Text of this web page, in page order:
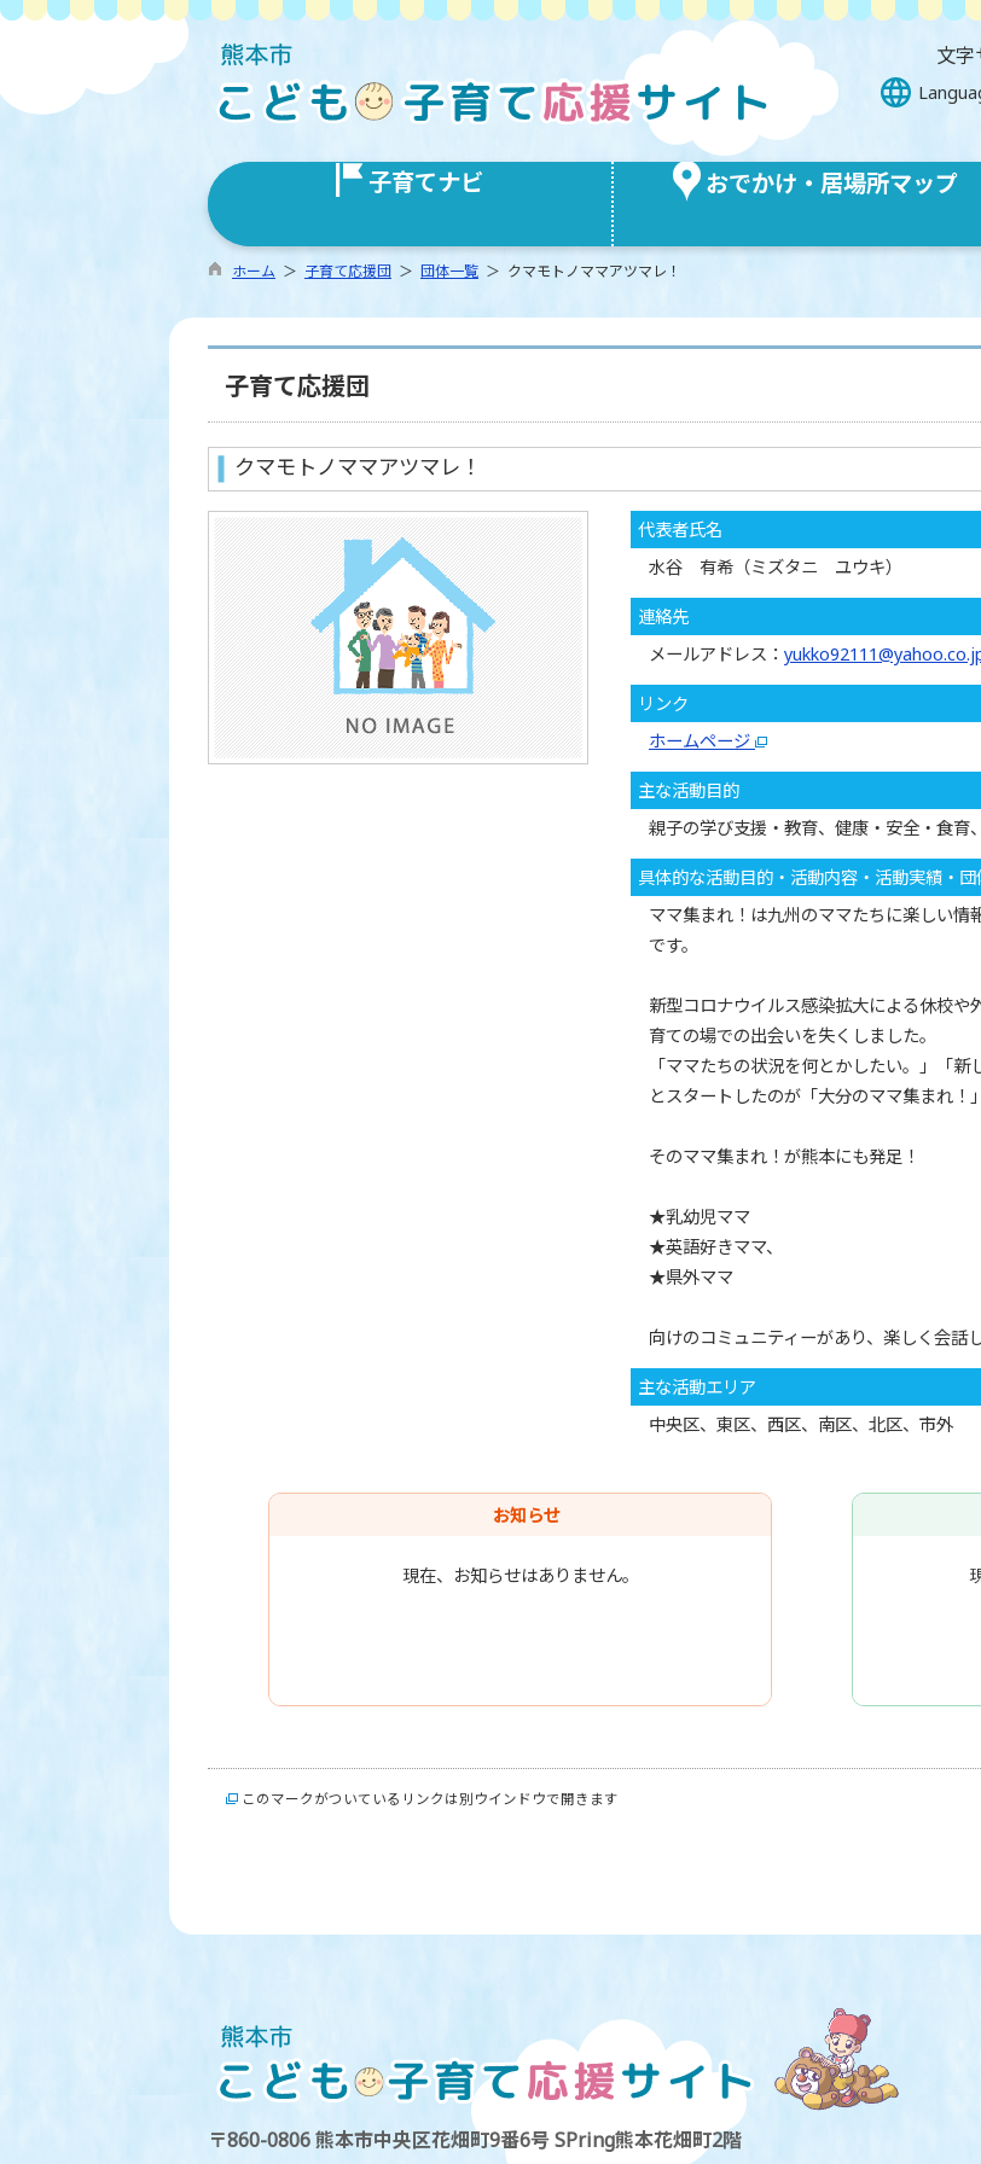
文字
子育てナビ おでかけ・居場所マップ
ホーム ＞ 子育て応援団 ＞ 団体一覧 ＞ クマモトノママアツマレ！
子育て応援団
クマモトノママアツマレ！
代表者氏名
水谷 有希（ミズタニ ユウキ）
連絡先
メールアドレス：
リンク
ホームページ
主な活動目的
親子の学び支援・教育、健康・安全・食育
具体的な活動目的・活動内容・活動実績・団
ママ集まれ！は九州のママたちに楽しい
です。
新型コロナウイルス感染拡大による休校
育ての場での出会いを失くしました。
「ママたちの状況を何とかしたい。」「
とスタートしたのが「大分のママ集まれ！
そのママ集まれ！が熊本にも発足！
★乳幼児ママ
★英語好きママ、
★県外ママ
向けのコミュニティーがあり、楽しく会話
主な活動エリア
中央区、東区、西区、南区、北区、市外
お知らせ
現在、お知らせはありません。
このマークがついているリンクは別ウインドウで開きます
〒860-0806 熊本市中央区花畑町9番6号 SPring熊本花畑町2階